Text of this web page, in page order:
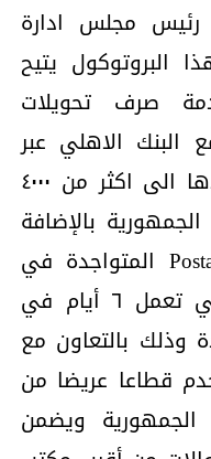
مجلس ادارة
البروتوكول يتيح
صرف تحويلات
البنك الاهلي عبر
مكاتب البريد التي يصل عددها الى اكثر من ٤٠٠٠
بالإضافة
الي أكشاك البريد Posta express المتواجدة في
جميع المناطق الحيوية والتي تعمل ٦ أيام في
وذلك بالتعاون مع
قطاعا عريضا من
ويضمن